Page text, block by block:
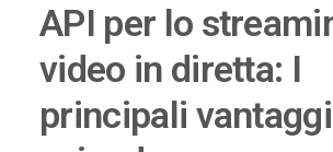
API per lo
video in diretta: I
principali